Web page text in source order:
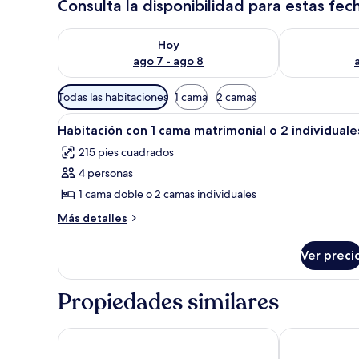
Consulta la disponibilidad para estas
Hoy
ago 7 - ago 8
Consulta la disponibilidad para hoy ago 7 - ago 8
Consulta la
Filtros
disponibles
para
las
habitaciones
Todas las habitaciones 1 cama 2 camas
Abrir
todas
las
fotos
de
Habitación
cama
matrimonial
o
individuales
Escritorio, cunas gratuitas y
11
Habitación con 1 cama matrimonial o 2
215 pies cuadrados
4 personas
1 cama doble o 2 camas individuales
Más detalles
Más
con
cama
matrimonial
o
Ver
Propiedades similares
AS Hoteles Torrent VILASIRA